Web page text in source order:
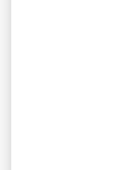
Les prises
d'éviter les pics
Elles doivent